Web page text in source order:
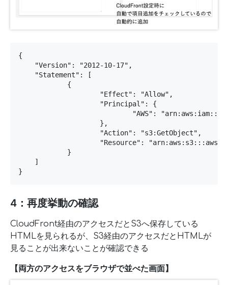
{
    "Version": "2012-10-17",
    "Statement": [
            {
                    "Effect": "Allow",
                    "Principal": {
"AWS":
                    },
                    "Action": "s3:GetObject",
"Resource": "arn:aws:s3:::aws-
            }
    ]
}
4：再度挙動の確認
CloudFront経由のアクセスだとS3へ保存している
HTMLを見られるが、S3経由のアクセスだとHTMLが
見ることが出来ないことが確認できる
【両方のアクセスをブラウザで並べた画面】